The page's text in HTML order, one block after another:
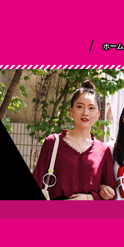
ホーム
拶 YIEAの教育
カレンダー
語 ＜留学
大学院進学クラス